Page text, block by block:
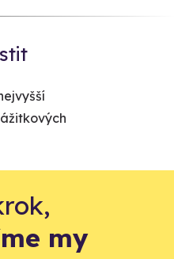
my